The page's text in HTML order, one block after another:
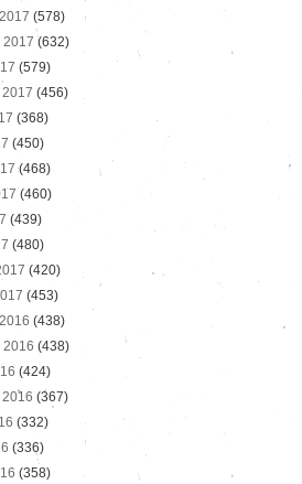
(578)
2017 (632)
(579)
(456)
(368)
(450)
(468)
(460)
(439)
(480)
(420)
(453)
(438)
2016 (438)
(424)
(367)
(332)
(336)
(358)